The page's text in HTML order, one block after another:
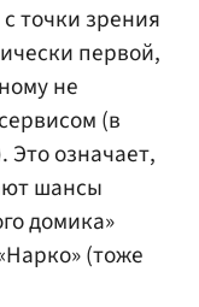
точки зрения
первой,
не
(в
Это означает,
шансы
домика»
(тоже